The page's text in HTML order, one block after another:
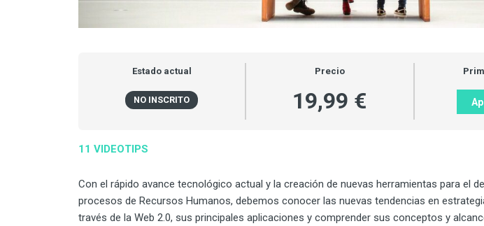
Estado actual
NO INSCRITO
Precio
19,99 €
11 VIDEOTIPS
Con el rápido avance tecnológico actual y la creación de nuevas herramientas para el
procesos de Recursos Humanos, debemos conocer las nuevas tendencias en
través de la Web 2.0, sus principales aplicaciones y comprender sus conceptos y